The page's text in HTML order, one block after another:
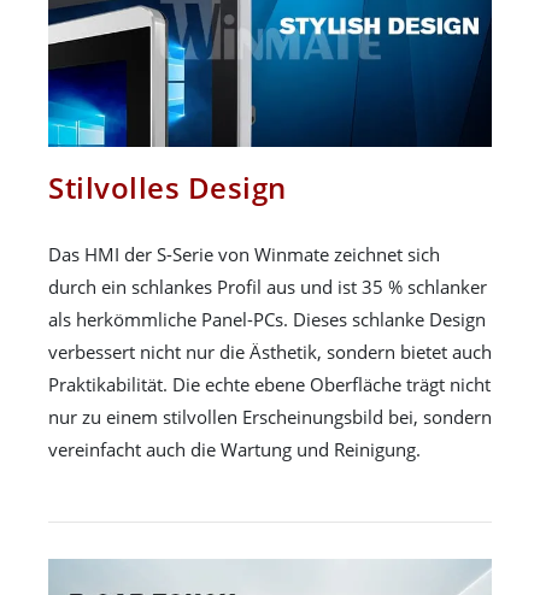
Stilvolles Design
Das HMI der S-Serie von Winmate zeichnet sich
durch ein schlankes Profil aus und ist 35 % schlanker
als herkömmliche Panel-PCs. Dieses schlanke Design
verbessert nicht nur die Ästhetik, sondern bietet auch
Praktikabilität. Die echte ebene Oberfläche trägt nicht
nur zu einem stilvollen Erscheinungsbild bei, sondern
vereinfacht auch die Wartung und Reinigung.